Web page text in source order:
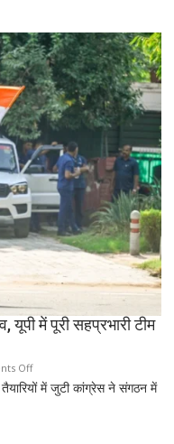
सभी
8
सांसद,
डीलिमिटेशन
बिल
के
बीच
बढ़ी
सियासी
अटकलें
जयंत
चौधरी
को
बड़ा
झटका,
प्रदेश
अध्यक्ष
रामाशीष
राय
ने
से
दिया
इस्तीफा
में पूरी सहप्रभारी टीम
Offon
मिशनमें जुटी कांग्रेस ने संगठन में